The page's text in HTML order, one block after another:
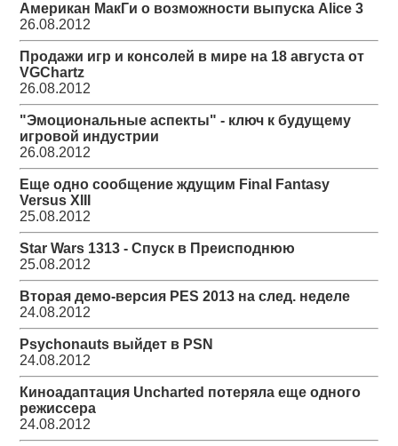
Американ МакГи о возможности выпуска Alice 3
26.08.2012
Продажи игр и консолей в мире на 18 августа от
VGChartz
26.08.2012
"Эмоциональные аспекты" - ключ к будущему
игровой индустрии
26.08.2012
Еще одно сообщение ждущим Final Fantasy
Versus XIII
25.08.2012
Star Wars 1313 - Спуск в Преисподнюю
25.08.2012
Вторая демо-версия PES 2013 на след. неделе
24.08.2012
Psychonauts выйдет в PSN
24.08.2012
Киноадаптация Uncharted потеряла еще одного
режиссера
24.08.2012